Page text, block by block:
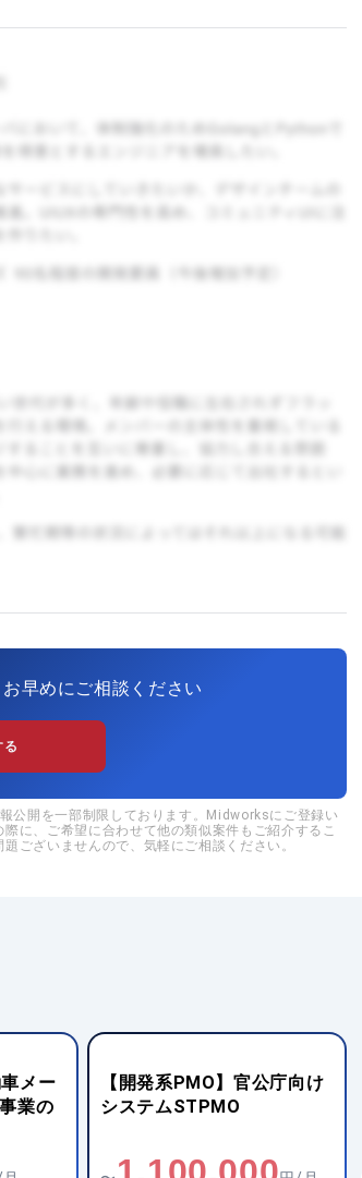
早めにご相談ください
る
公開を一部制限しております。Midworksにご登録い
に、ご希望に合わせて他の類似案件もご紹介するこ
ございませんので、気軽にご相談ください。
メー
業の
【開発系PMO】官公庁向け
システムSTPMO